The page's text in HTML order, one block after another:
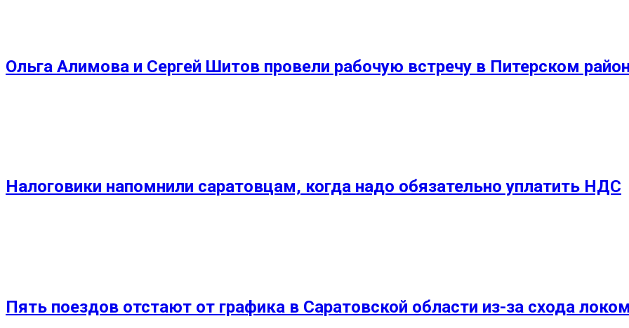
Ольга Алимова и Сергей Шитов провели рабочую встречу в Питерском
Налоговики напомнили саратовцам, когда надо обязательно уплатить НДС
Пять поездов отстают от графика в Саратовской области из-за схода